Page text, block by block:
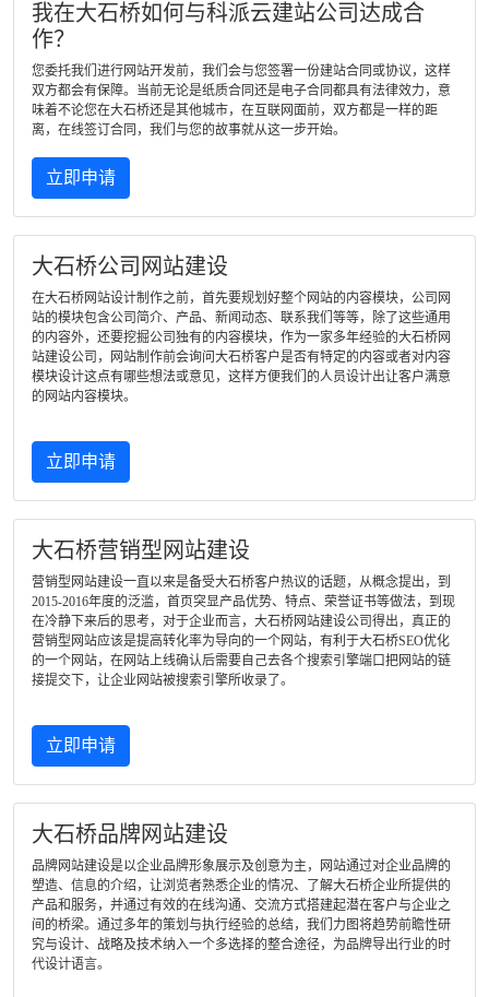
我在大石桥如何与科派云建站公司达成合
作？
您委托我们进行网站开发前，我们会与您签署一份建站合同或协议，这样
双方都会有保障。当前无论是纸质合同还是电子合同都具有法律效力，意
味着不论您在大石桥还是其他城市，在互联网面前，双方都是一样的距
离，在线签订合同，我们与您的故事就从这一步开始。
立即申请
大石桥公司网站建设
在大石桥网站设计制作之前，首先要规划好整个网站的内容模块，公司网
站的模块包含公司简介、产品、新闻动态、联系我们等等，除了这些通用
的内容外，还要挖掘公司独有的内容模块，作为一家多年经验的大石桥网
站建设公司，网站制作前会询问大石桥客户是否有特定的内容或者对内容
模块设计这点有哪些想法或意见，这样方便我们的人员设计出让客户满意
的网站内容模块。
立即申请
大石桥营销型网站建设
营销型网站建设一直以来是备受大石桥客户热议的话题，从概念提出，到
2015-2016年度的泛滥，首页突显产品优势、特点、荣誉证书等做法，到现
在冷静下来后的思考，对于企业而言，大石桥网站建设公司得出，真正的
营销型网站应该是提高转化率为导向的一个网站，有利于大石桥SEO优化
的一个网站，在网站上线确认后需要自己去各个搜索引擎端口把网站的链
接提交下，让企业网站被搜索引擎所收录了。
立即申请
大石桥品牌网站建设
品牌网站建设是以企业品牌形象展示及创意为主，网站通过对企业品牌的
塑造、信息的介绍，让浏览者熟悉企业的情况、了解大石桥企业所提供的
产品和服务，并通过有效的在线沟通、交流方式搭建起潜在客户与企业之
间的桥梁。通过多年的策划与执行经验的总结，我们力图将趋势前瞻性研
究与设计、战略及技术纳入一个多选择的整合途径，为品牌导出行业的时
代设计语言。